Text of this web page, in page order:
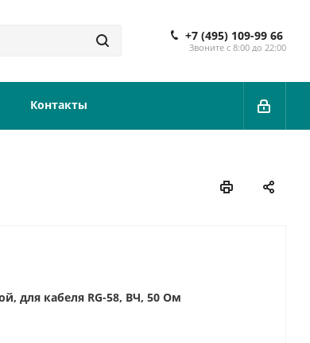
+7 (495) 109-99 66
Звоните с 8:00 до 22:00
Контакты
для кабеля RG-58, ВЧ, 50 Ом